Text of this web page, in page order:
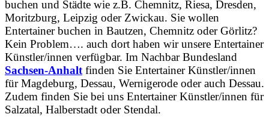
buchen und Städte wie z.B. Chemnitz, Riesa, Dresden,
Moritzburg, Leipzig oder Zwickau. Sie wollen
Entertainer buchen in Bautzen, Chemnitz oder Görlitz?
Kein Problem…. auch dort haben wir unsere Entertainer
Künstler/innen verfügbar. Im Nachbar Bundesland
Sachsen-Anhalt finden Sie Entertainer Künstler/innen
für Magdeburg, Dessau, Wernigerode oder auch Dessau.
Zudem finden Sie bei uns Entertainer Künstler/innen für
Salzatal, Halberstadt oder Stendal.